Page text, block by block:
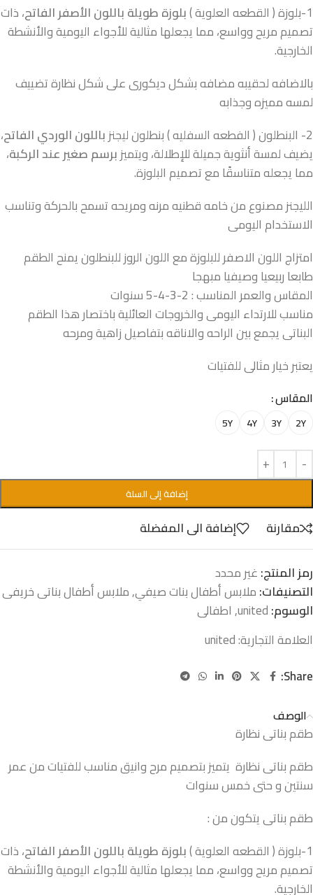
1-بلوزة ( القطعه العلوية )
بلوزة طويلة باللون الأصفر الفاتح، ذات
تصميم مريح وواسع، مما يجعلها مثالية للأجواء اليومية والأنشطة
الخارجية.
بالاضافه لحقيبه مضافه بشكل ديكورى على شكل نظارة تضييف
لمسه مميزه وجذابه
2- البنطلون ( الفطعه السفليه ) بنطلون ليجنز
باللون الوردي الفاتح،
يضيف لمسة أنثوية جميلة للإطلالة، ويتميزبرسم صغير عند الركبة،
مما يجعله متناسقًا مع تصميم البلوزة.
الليجنز مصنوع من خامه قطنيه مرنه ومريحه تسمح بالحركة وتناسب
الاستخدام اليومى
امتزاج اللون الاصفر للبلوزة مع اللون الروز للبنطلون يمنح الطقم
طابعا ربيعيا وصيفيا مبهجا
المقاس والعمر المناسب : 2-3-4-5 سنوات
مناسب للارتداء اليومى والخروجات العائلية باختصار هذا الطقم
البناتى يجمع بين الراحه والاناقه بتفاصيل زاهية ومرحه
يعتبر خيار مثالى للفتيات
المقاس
2Y
3Y
4Y
5Y
إضافة إلى السلة
مقارنة
إضافة الى المفضلة
رمز المنتج:غير محدد
التصنيفات:ملابس أطفال بنات صيفي,ملابس أطفال بناتى خريفى
الوسوم:united
,اطفالى
العلامة التجارية:united
Share:
الوصف
طقم بناتى نظارة
طقم بناتى نظارة يتميز بتصميم مرح وانيق مناسب للفتيات من عمر
سنتين و حتى خمس سنوات
طقم بناتى يتكون من :
1-بلوزة ( القطعه العلوية )
بلوزة طويلة باللون الأصفر الفاتح، ذات
تصميم مريح وواسع، مما يجعلها مثالية للأجواء اليومية والأنشطة
الخارجية.